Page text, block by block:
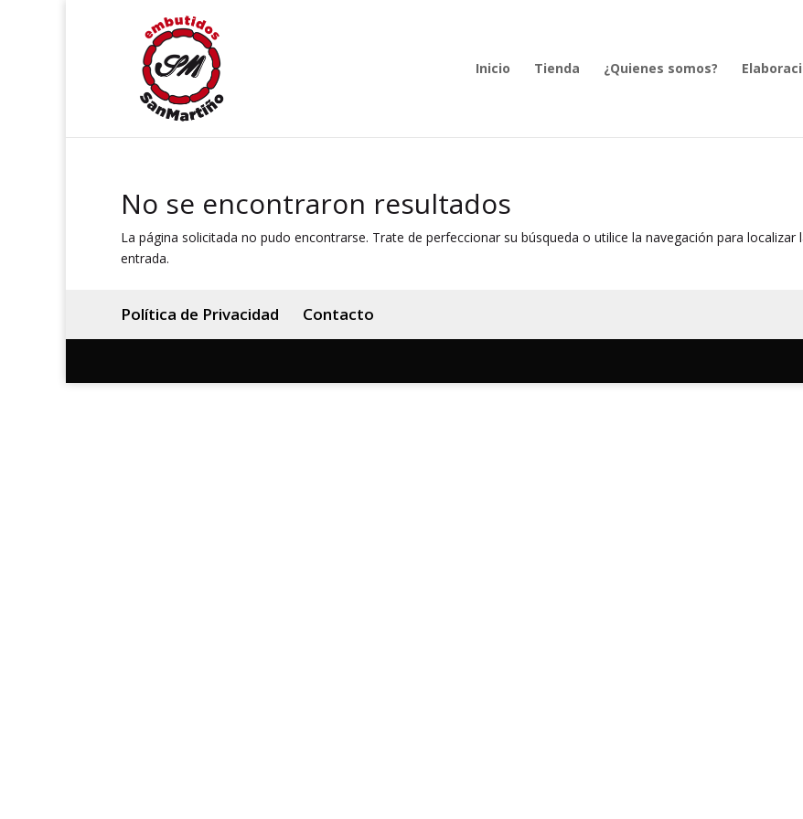
Inicio Tienda ¿Quienes somos?
No se encontraron resultados
La página solicitada no pudo encontrarse. Trate de perfeccionar su búsqueda o utilice la navegación para localizar
entrada.
Política de Privacidad Contacto